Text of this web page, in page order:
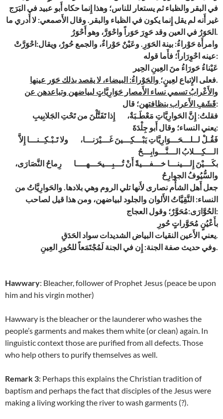
في البقر والظباء ثم يستعار للناس؛ وهذا إِنما حكاه أَبو عبيد في البَرَج
غير أَنه لم يقل إِنما يكون في الظباء والبقر. وقال الأَصمعي: لا أَدري ما
وامرأَة حَوْراءُ: بينة الحَوَرِ. وعَيْنٌ حَوْراءٌ، والجمع حُورٌ، ويقال:احْوَرَّتْ
عينه احْوِرَاراً؛ فأَما قوله:
عَيْناءُ حَورَاءُ منَ العِينِ الحِير
فعلى الإِتباع لعِينٍ؛ والحَوْراءُ: البيضاء، لا يقصد بذلك حَوَر عينها
والأَعْرابُ تسمي نساء الأَمصار حَوَارِيَّاتٍ لبياضهن وتباعدهن عن
قَشَفِ الأَعراب بنظافتهن؛ قال:
فقلتُ: إِنَّ الحَوارِيَّاتِ مَعْطَـبَةٌ، إِذا تَفَتَّلْنَ من تَحْتِ الجَلابِيبِ
يعني النساء؛ وقال أَبو جِلْدَةَ:
فَقُـلْ لــلـــحَـــوَارِيَّاتِ يَبْـــكِـــينَ غَـــيْرَنـــا، ولا تَـبْـكِــنـــا إِلاَّ
الـــكِـــلابُ الـــنَّـــوابِـــحُ
بكَـــيْنَ إِلـــينـــا خـــفـــيةً أَنْ تُـــبِـــيحَـــهــــا رِماحُ النَّصَارَى،
والسُّيُوفُ الجوارِحُ
جعل أَهل الشأْم نصارى لأَنها تلي الروم وهي بلادها. والحَوارِيَّاتُ من
النساء: النَّقِيَّاتُ الأَلوان والجلود لبياضهن، ومن هذا قيل لصاحب
الحُوَّارَى:مُحَوَّرٌ؛ وقول العجاج:
بأَعْيُنٍ مُحَوَّراتٍ حُورِ
Hawwary: Bleacher, follower of Prophet Jesus (peace be upon
him and his virgin mother)
Hawwary is the bleacher or the launderer who washes the
people’s garments and makes them white (or clean) again. In
linguistic context those are purified from all defects. Those
who help others to purify themselves as well.
Remark 3: Perhaps this explains the Christian tradition of
baptism and perhaps the fact that disciples of the Jesus were
making a living working the river to wash garments (?).